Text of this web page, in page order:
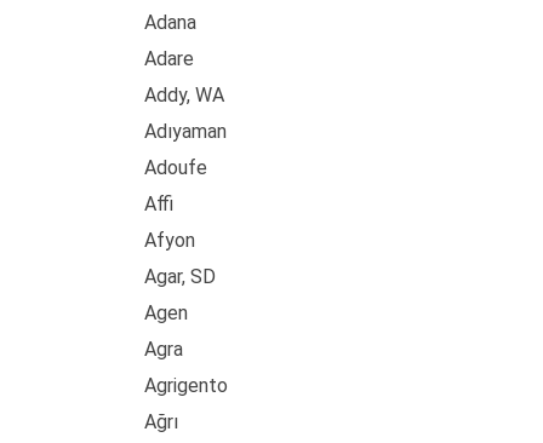
Adana
Adare
Addy, WA
Adıyaman
Adoufe
Affi
Afyon
Agar, SD
Agen
Agra
Agrigento
Ağrı